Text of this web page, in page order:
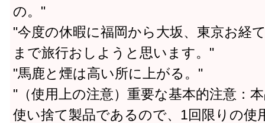
の。"
"今度の休暇に福岡から大坂、東京お経
まで旅行おしようと思います。"
"馬鹿と煙は高い所に上がる。"
"（使用上の注意）重要な基本的注意：
使い捨て製品であるので、1回限りの使